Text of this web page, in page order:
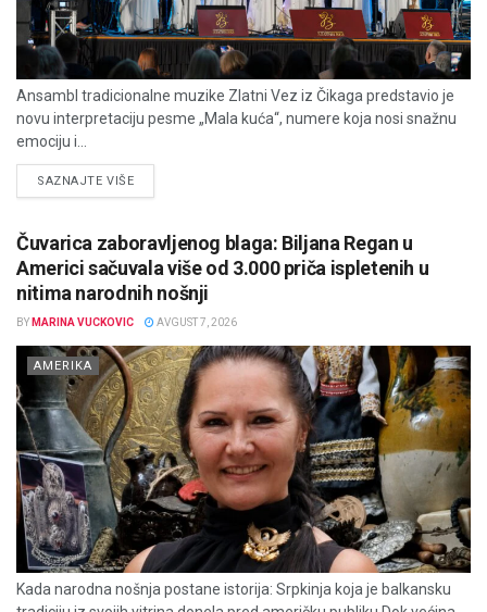
Ansambl tradicionalne muzike Zlatni Vez iz Čikaga predstavio je
novu interpretaciju pesme „Mala kuća“, numere koja nosi snažnu
emociju i...
SAZNAJTE VIŠEDETAILS
Čuvarica zaboravljenog blaga: Biljana Regan u
Americi sačuvala više od 3.000 priča ispletenih u
nitima narodnih nošnji
BY MARINA VUCKOVIC AVGUST 7, 2026
AMERIKA
Kada narodna nošnja postane istorija: Srpkinja koja je balkansku